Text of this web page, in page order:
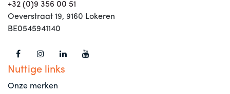
+32 (0)9 356 00 51
Oeverstraat 19, 9160 Lokeren
BE0545941140
Nuttige links
Onze merken